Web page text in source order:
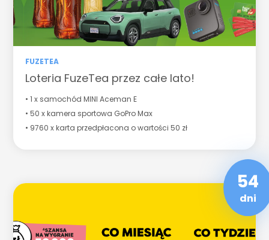
FUZETEA
Loteria FuzeTea przez całe lato!
• 1 x samochód MINI Aceman E
• 50 x kamera sportowa GoPro Max
• 9760 x karta przedpłacona o wartości 50 zł
54
dni